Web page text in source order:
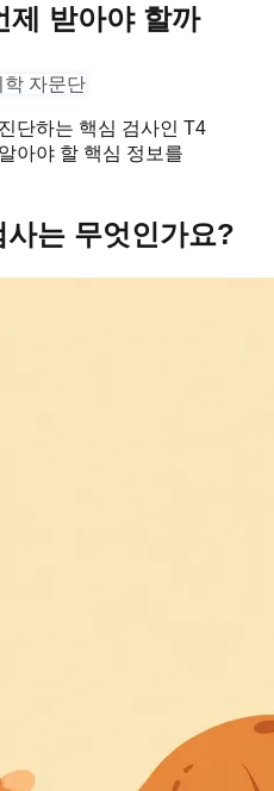
제 받아야 할까
학 자문단
단하는 핵심 검사인 T4
아야 할 핵심 정보를
는 무엇인가요?